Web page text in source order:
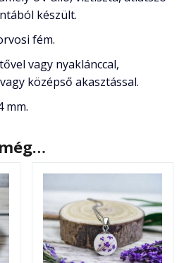
készült.
fém.
vagy nyaklánccal,
középső akasztással.
mm.